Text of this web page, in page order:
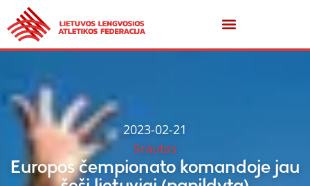
2023-02-21
Srautas
Europos čempionato komandoje jau